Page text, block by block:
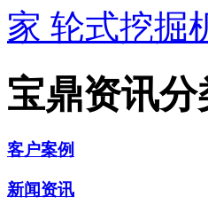
家 轮式挖掘
宝鼎资讯分
客户案例
新闻资讯